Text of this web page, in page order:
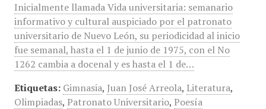
Inicialmente llamada Vida universitaria: semanario
informativo y cultural auspiciado por el patronato
universitario de Nuevo León, su periodicidad al inicio
fue semanal, hasta el 1 de junio de 1975, con el No
1262 cambia a docenal y es hasta el 1 de…
Etiquetas: Gimnasia, Juan José Arreola, Literatura,
Olimpiadas, Patronato Universitario, Poesía